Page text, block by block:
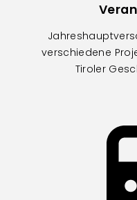
verschiedene
Tiroler